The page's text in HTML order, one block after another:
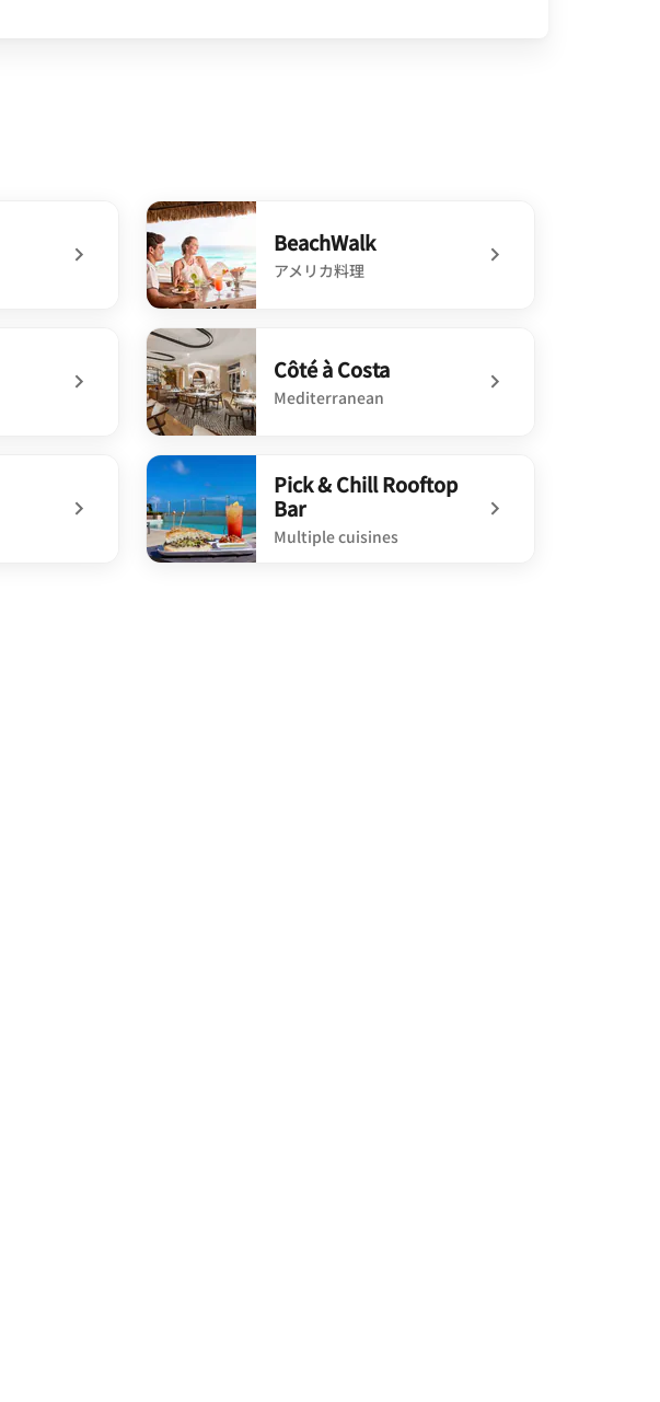
BeachWalk
アメリカ料理
undefined BeachWalk
Côté à Costa
Mediterranean
undefined Côté à Costa
Pick & Chill Rooftop
Bar
Multiple cuisines